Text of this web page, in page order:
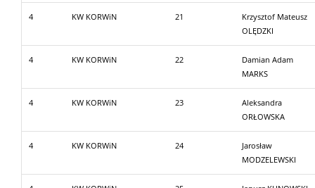
4 KW KORWiN 21
Krzysztof Mateusz
OLĘDZKI
4 KW KORWiN 22
Damian Adam
MARKS
4 KW KORWiN 23
Aleksandra
ORŁOWSKA
4 KW KORWiN 24
Jarosław
MODZELEWSKI